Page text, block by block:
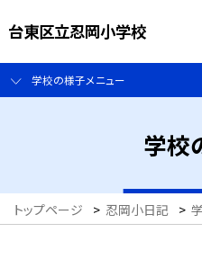
台東区立忍岡小学校
学校の様子メニュー
学校
トップページ > 忍岡小日記 >